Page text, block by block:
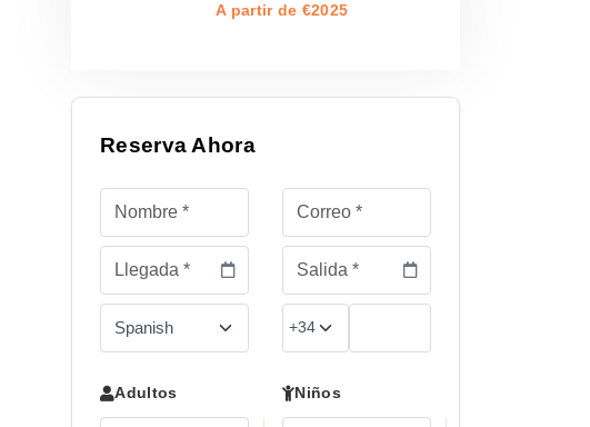
A partir de €2025
Reserva Ahora
Adultos Niños